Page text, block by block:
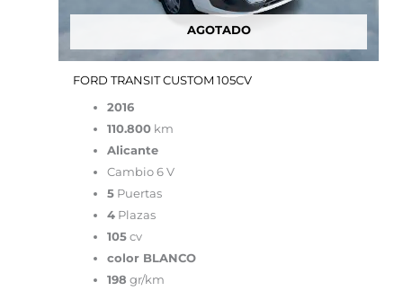
AGOTADO
FORD TRANSIT CUSTOM 105CV
2016
110.800km
Alicante
Cambio 6 V
5Puertas
4Plazas
105cv
color BLANCO
198 gr/km